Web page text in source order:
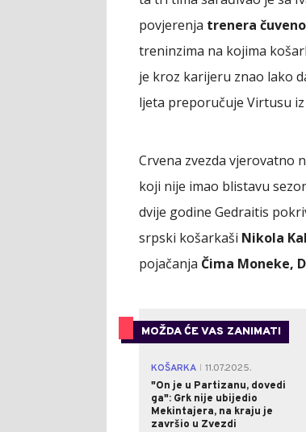
povjerenja trenera
treninzima na kojima
je kroz karijeru znao lako
ljeta preporučuje Virtusu
Crvena zvezda vjerovatno
koji nije imao blistavu
dvije godine Gedraitis
srpski košarkaši Nikola
pojačanja Čima Moneke,
MOŽDA ĆE VAS ZANIMATI
KOŠARKA
11.07.2025.
"On je u Partizanu, dovedi
ga": Grk nije ubijedio
Mekintajera, na kraju je
završio u Zvezdi